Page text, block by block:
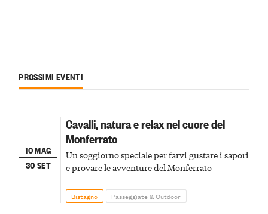
PROSSIMI EVENTI
10 MAG
30 SET
Cavalli, natura e relax nel cuore del
Monferrato
Un soggiorno speciale per farvi gustare i sapori
e provare le avventure del Monferrato
Bistagno Passeggiate & Outdoor